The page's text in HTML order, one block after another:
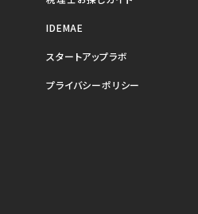
IDEMAE
スタートアップラボ
プライバシーポリシー